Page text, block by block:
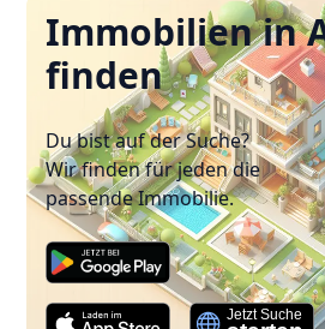
Immobilien in
finden
Du bist auf der Suche?
Wir finden für jeden die
passende Immobilie.